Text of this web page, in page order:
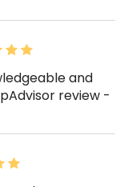
and
review -